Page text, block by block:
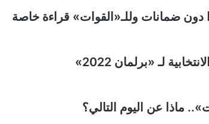
دون ضمانات وللـ«القوات» قراءة خاصة
لـ «برلمان 2022»
ماذا عن اليوم التالي؟